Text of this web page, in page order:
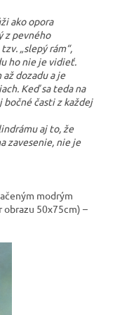
ako opora
z pevného
„slepý rám“,
ho nie je vidieť.
dozadu a je
Keď sa teda na
časti z každej
aj to, že
zavesenie, nie je
modrým
50x75cm) –